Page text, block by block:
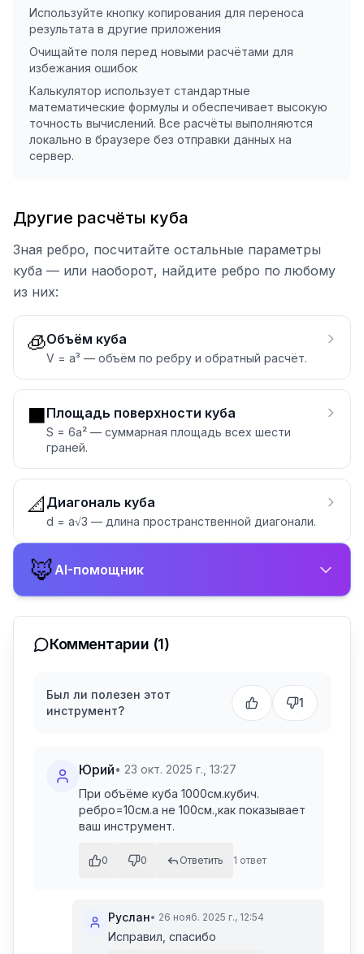
Используйте кнопку копирования для переноса
результата в другие приложения
Очищайте поля перед новыми расчётами для
избежания ошибок
Калькулятор использует стандартные
математические формулы и обеспечивает высокую
точность вычислений. Все расчёты выполняются
локально в браузере без отправки данных на
сервер.
Другие расчёты куба
Зная ребро, посчитайте остальные параметры
куба — или наоборот, найдите ребро по любому
из них:
🧊Объём куба
V = a³ — объём по ребру и обратный расчёт.
⬛Площадь поверхности куба
S = 6a² — суммарная площадь всех шести
граней.
📐 Диагональ куба
d = a√3 — длина пространственной диагонали.
🦊AI-помощник
Комментарии (1)
Был ли полезен этот
инструмент?
1
Юрий• 23 окт. 2025 г., 13:27
При объёме куба 1000см.кубич.
ребро=10см.а не 100см.,как показывает
ваш инструмент.
0 0 Ответить 1 ответ
Руслан• 26 нояб. 2025 г., 12:54
Исправил, спасибо